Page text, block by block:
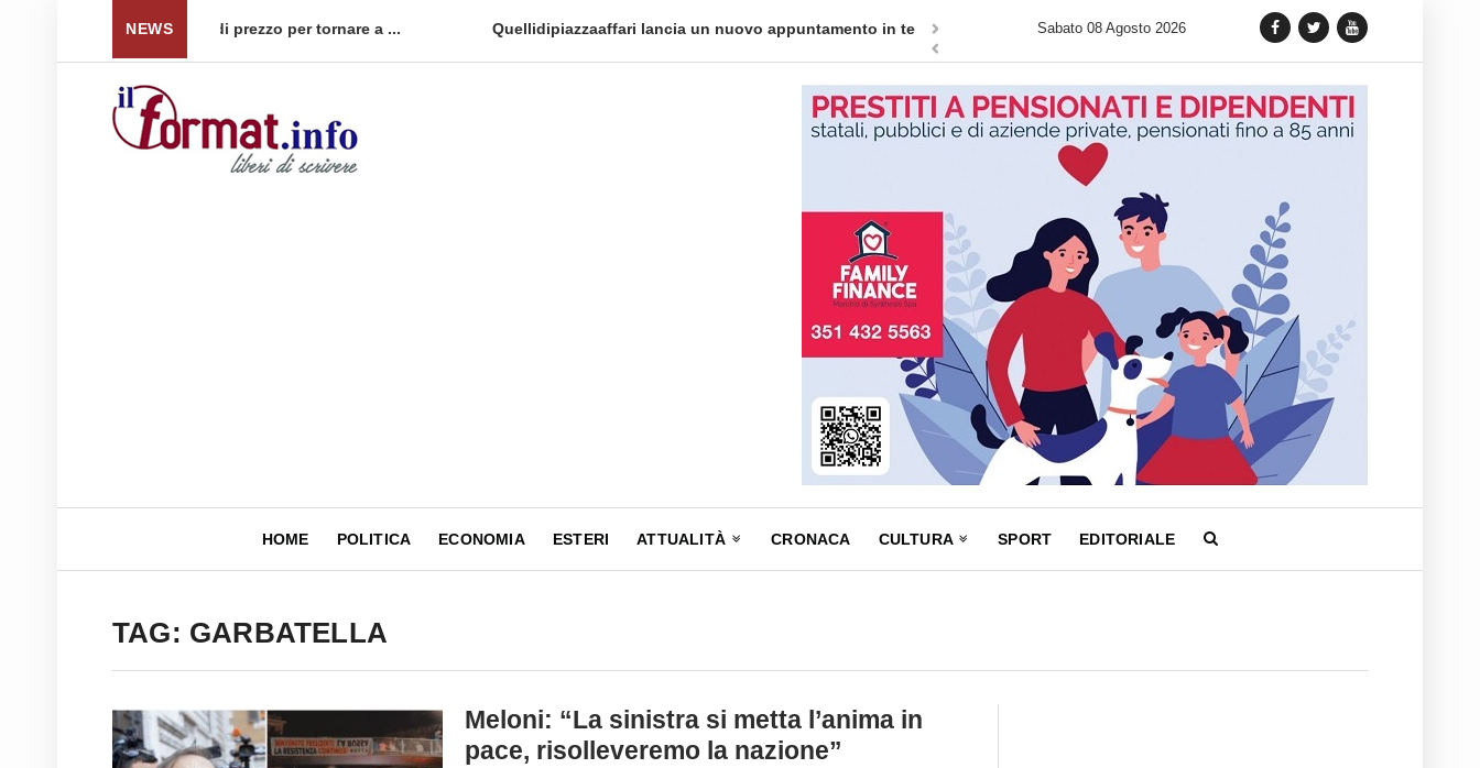
NEWS
per tornare a ... Quellidipiazzaaffari lancia un nuovo appuntamento in terra siciliana: Quellidipiazzatrinità Tag Heuer lancia una variante Limited Edition del Carrera
Sabato 08 Agosto 2026
HOME POLITICA ECONOMIA ESTERI ATTUALITÀ CRONACA CULTURA SPORT EDITORIALE
TAG: GARBATELLA
Meloni: “La sinistra si metta l’anima in
pace, risolleveremo la nazione”